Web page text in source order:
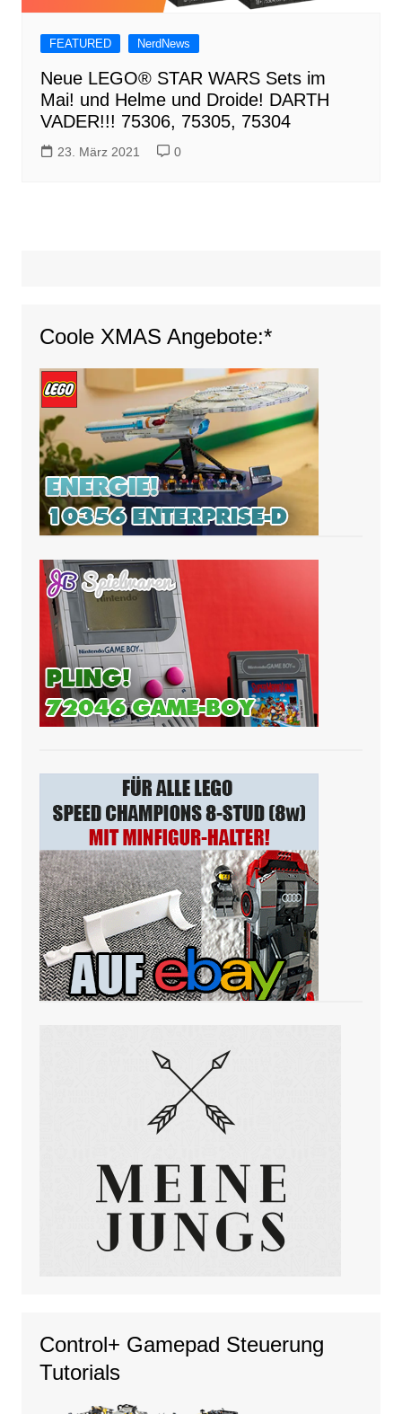
FEATURED NerdNews
Neue LEGO® STAR WARS Sets im
Mai! und Helme und Droide! DARTH
VADER!!! 75306, 75305, 75304
23. März 2021 0
Coole XMAS Angebote:*
Control+ Gamepad Steuerung
Tutorials